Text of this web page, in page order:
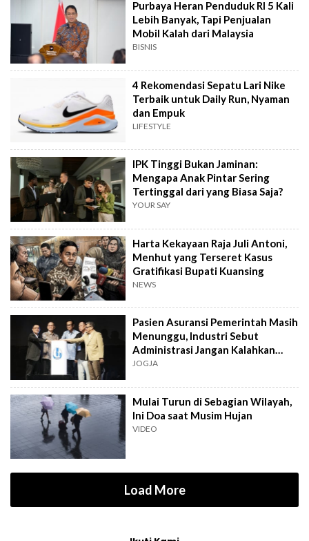
Purbaya Heran Penduduk RI 5 Kali
Lebih Banyak, Tapi Penjualan
Mobil Kalah dari Malaysia
BISNIS
4 Rekomendasi Sepatu Lari Nike
Terbaik untuk Daily Run, Nyaman
dan Empuk
LIFESTYLE
IPK Tinggi Bukan Jaminan:
Mengapa Anak Pintar Sering
Tertinggal dari yang Biasa Saja?
YOUR SAY
Harta Kekayaan Raja Juli Antoni,
Menhut yang Terseret Kasus
Gratifikasi Bupati Kuansing
NEWS
Pasien Asuransi Pemerintah Masih
Menunggu, Industri Sebut
Administrasi Jangan Kalahkan
Kemanusiaan
JOGJA
Mulai Turun di Sebagian Wilayah,
Ini Doa saat Musim Hujan
VIDEO
Load More